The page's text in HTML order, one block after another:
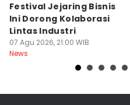
Festival Jejaring Bisnis
Ini Dorong Kolaborasi
Lintas Industri
07 Agu 2026, 21:00 WIB
News